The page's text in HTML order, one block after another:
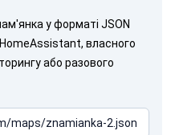
у форматі JSON
власного
або разового